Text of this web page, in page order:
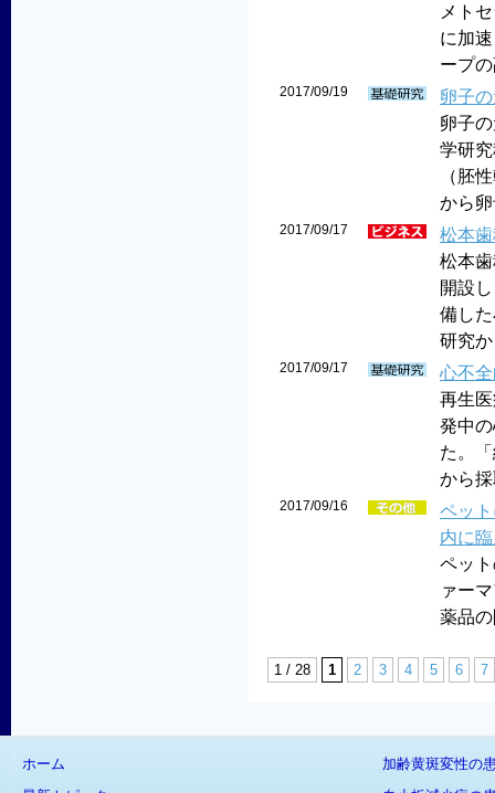
メト
に加
ープ
2017/09/19
卵子
卵子
学研
（胚
から
2017/09/17
松本
松本
開設
備し
研究
2017/09/17
心不
再生
発中
た。
から
2017/09/16
ペッ
内に
ペッ
ァー
薬品
1 / 28 1 2 3 4 5 6 7
ホーム
加齢黄斑変性の